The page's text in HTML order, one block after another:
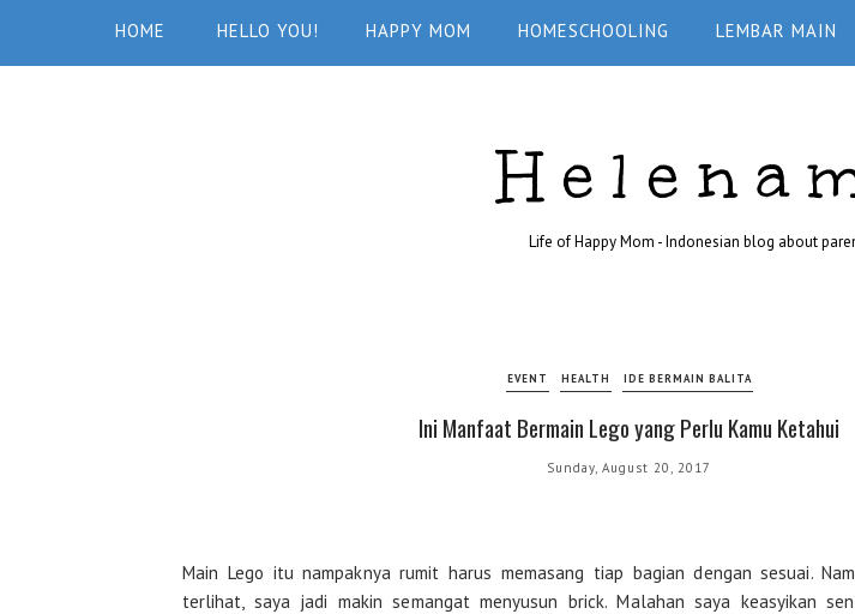
HOME HELLO YOU! HAPPY MOM HOMESCHOOLING LEMBAR MAIN
Life of Happy Mom - Indonesian blog about
EVENT HEALTH IDE BERMAIN BALITA
Ini Manfaat Bermain Lego yang Perlu Kamu Ketahui
Sunday, August 20, 2017
Main Lego itu nampaknya rumit harus memasang tiap bagian dengan sesuai.
terlihat, saya jadi makin semangat menyusun brick. Malahan saya keasyikan